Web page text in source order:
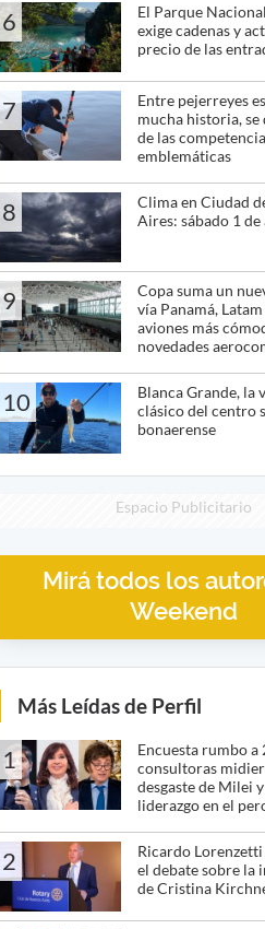
6
El Parque
exige cadenas y
precio de las
7
Entre pejerreyes
mucha historia,
de las
emblemáticas
8
Clima en Ciudad
Aires: sábado 1 de
9
Copa suma un
vía Panamá,
aviones más
novedades
10
Blanca Grande, la
clásico del centro
bonaerense
Espacio Publicitario
Mirá todos los
Weekend
Más Leídas de Perfil
1
Encuesta rumbo
consultoras
desgaste de Milei
liderazgo en el
2
Ricardo Lorenzetti
el debate sobre la
de Cristina